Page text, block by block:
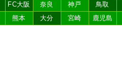
FC大阪 奈良 神戸 鳥取
熊本 大分 宮崎 鹿児島